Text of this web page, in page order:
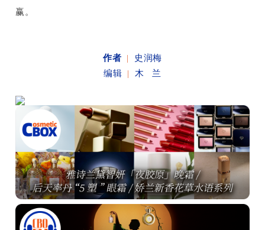
赢。
作者 |
史润梅
编辑
| 木 兰